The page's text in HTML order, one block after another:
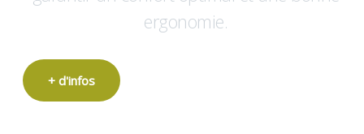
ergonomie.
+ d'infos